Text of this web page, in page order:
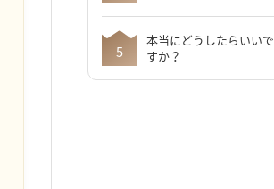
本当にどうしたらいいで
すか？